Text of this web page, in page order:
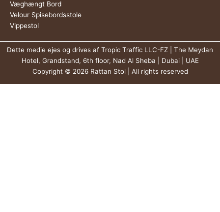
Væghængt Bord
Velour Spisebordsstole
Vippestol
Dette medie ejes og drives af Tropic Traffic LLC-FZ | The Meydan
Hotel, Grandstand, 6th floor, Nad Al Sheba | Dubai | UAE
Copyright © 2026 Rattan Stol | All rights reserved